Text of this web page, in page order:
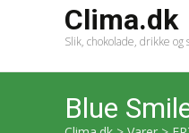
Clima.dk
Slik, chokolade, drikke og
Blue